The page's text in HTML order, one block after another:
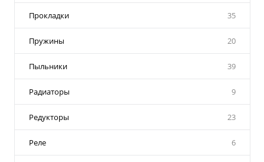
Прокладки 35
Пружины 20
Пыльники 39
Радиаторы 9
Редукторы 23
Реле 6